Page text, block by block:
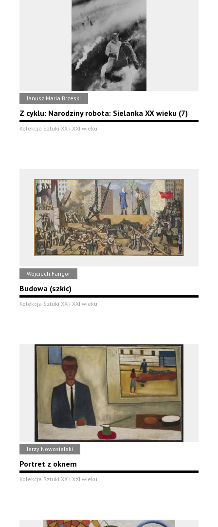
Janusz Maria Brzeski
Z cyklu: Narodziny robota: Sielanka XX wieku (7)
Kolekcja Sztuki XX i XXI wieku
Wojciech Fangor
Budowa (szkic)
Kolekcja Sztuki XX i XXI wieku
Jerzy Nowosielski
Portret z oknem
Kolekcja Sztuki XX i XXI wieku